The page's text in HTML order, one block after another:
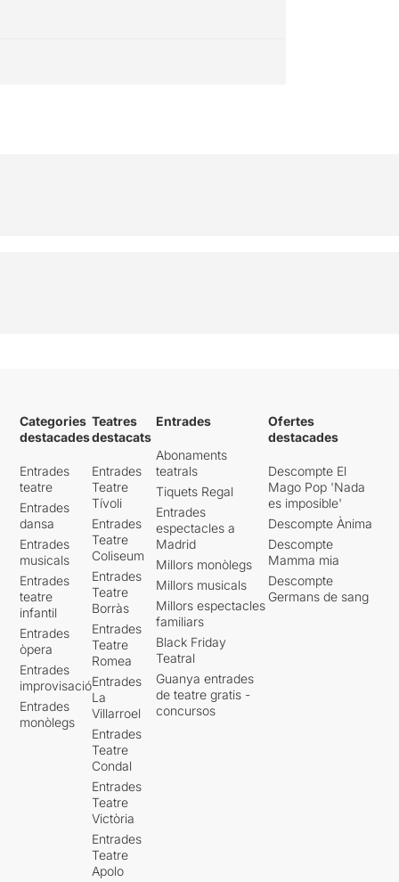
Categories
destacades
Entrades
teatre
Entrades
dansa
Entrades
musicals
Entrades
teatre
infantil
Entrades
òpera
Entrades
improvisació
Entrades
monòlegs
Teatres
destacats
Entrades
Teatre
Tívoli
Entrades
Teatre
Coliseum
Entrades
Teatre
Borràs
Entrades
Teatre
Romea
Entrades
La
Villarroel
Entrades
Teatre
Condal
Entrades
Teatre
Victòria
Entrades
Teatre
Apolo
Entrades
Abonaments
teatrals
Tiquets Regal
Entrades
espectacles a
Madrid
Millors monòlegs
Millors musicals
Millors espectacles
familiars
Black Friday
Teatral
Guanya entrades
de teatre gratis -
concursos
Ofertes
destacades
Descompte El
Mago Pop 'Nada
es imposible'
Descompte Ànima
Descompte
Mamma mia
Descompte
Germans de sang